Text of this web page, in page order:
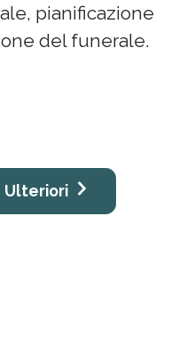
pianificazione
del funerale.
Ulteriori